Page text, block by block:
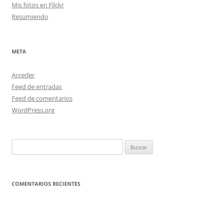
Mis fotos en Flickr
Resumiendo
META
Acceder
Feed de entradas
Feed de comentarios
WordPress.org
COMENTARIOS RECIENTES